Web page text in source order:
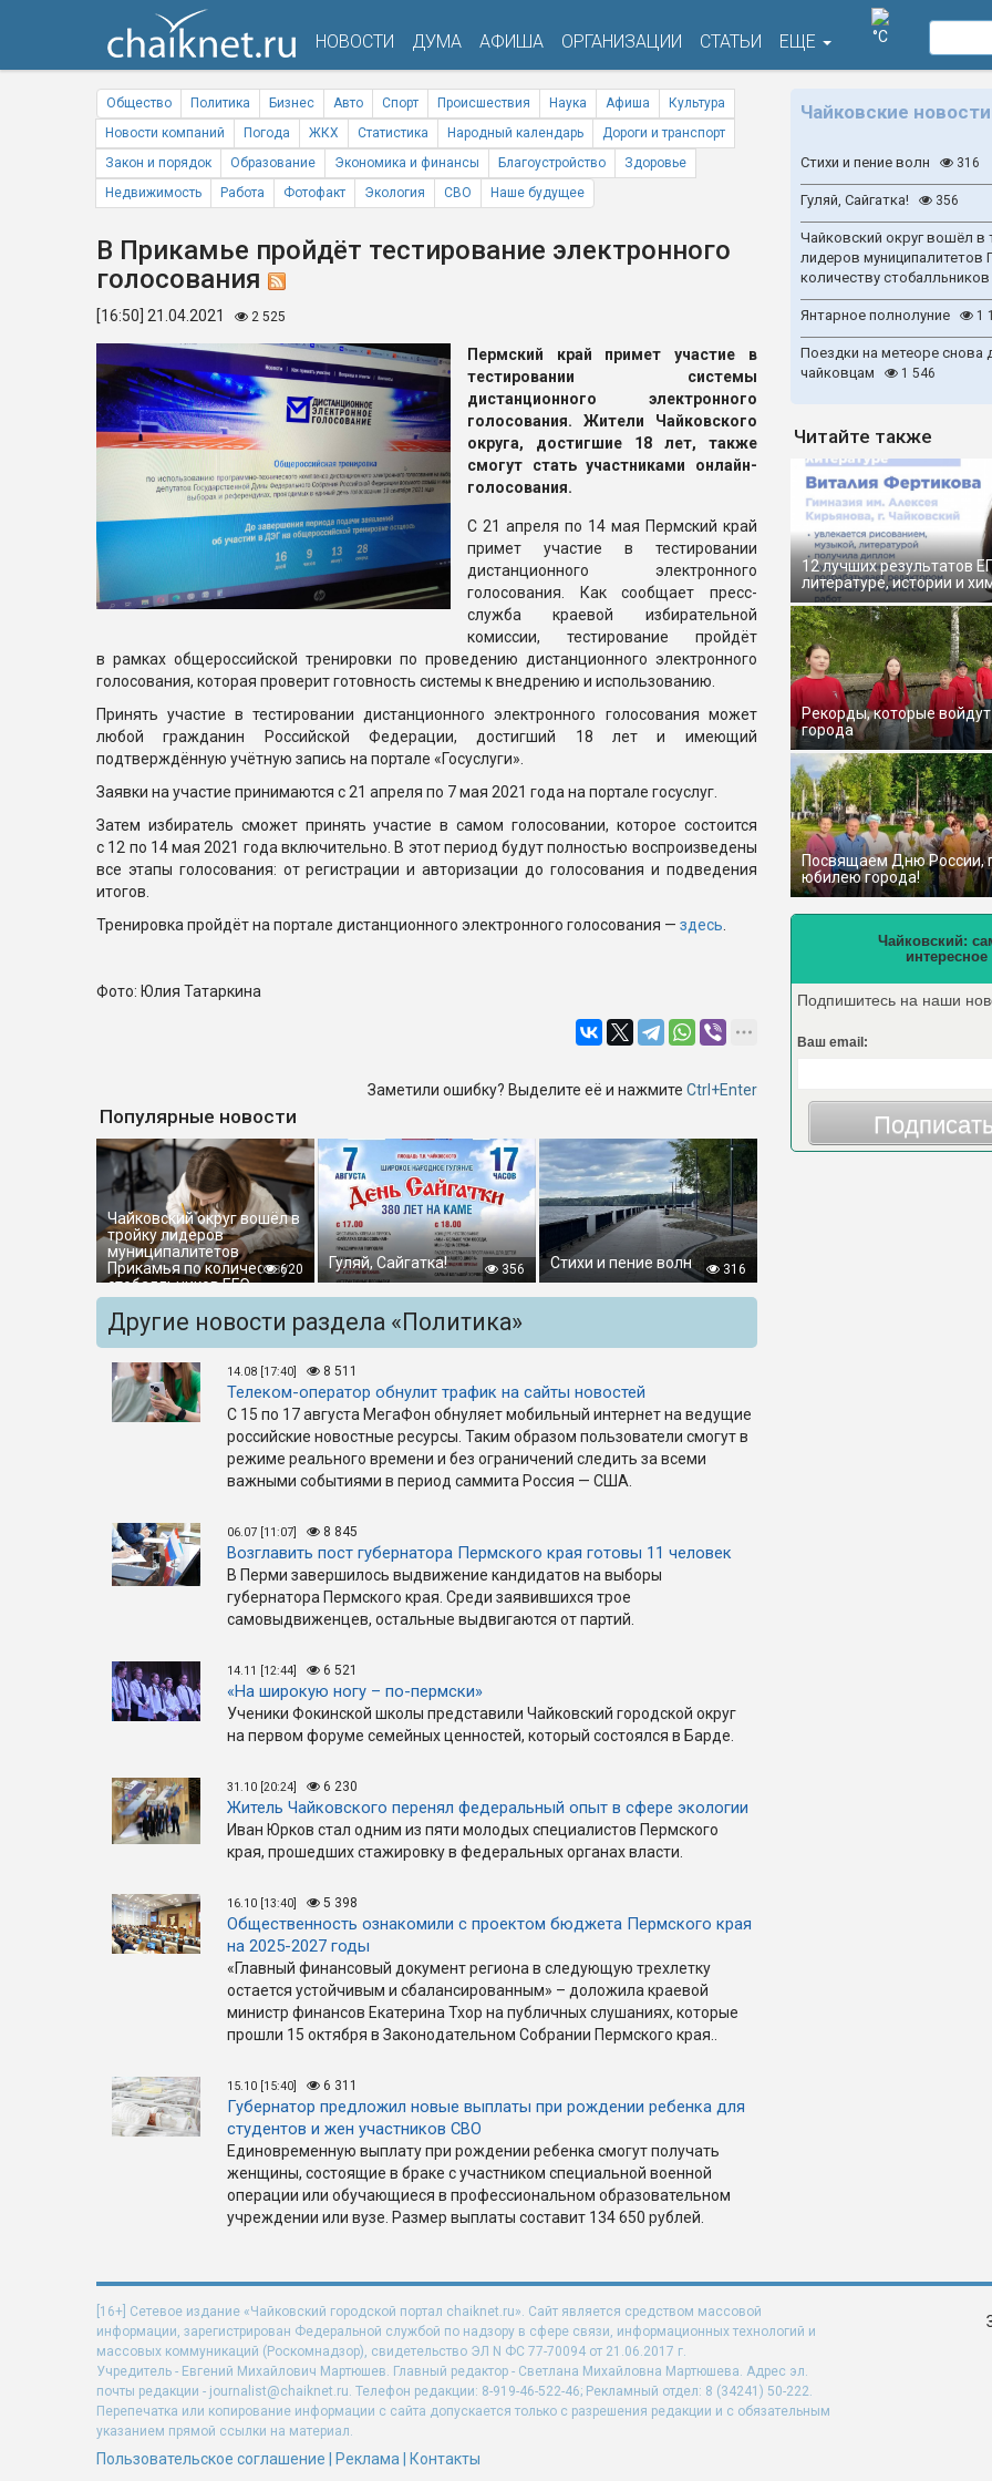
НОВОСТИ ДУМА АФИША ОРГАНИЗАЦИИ СТАТЬИ ЕЩЕ °C
Общество Политика Бизнес Авто Спорт Происшествия Наука Афиша
Культура
Новости компаний
Погода ЖКХ Статистика Народный календарь
Дороги и транспорт
Закон и порядок
Образование Экономика и финансы Благоустройство
Здоровье
Недвижимость
Работа Фотофакт Экология СВО Наше будущее
В Прикамье пройдёт тестирование электронного
голосования
[16:50] 21.04.2021 2 525
Пермский край примет участие в
тестировании системы
дистанционного электронного
голосования. Жители Чайковского
округа, достигшие 18 лет, также
смогут стать участниками онлайн-
голосования.
С 21 апреля по 14 мая Пермский край
примет участие в тестировании
дистанционного электронного
голосования. Как сообщает пресс-
служба краевой избирательной
комиссии, тестирование пройдёт
в рамках общероссийской тренировки по проведению дистанционного электронного
голосования, которая проверит готовность системы к внедрению и использованию.
Принять участие в тестировании дистанционного электронного голосования может
любой гражданин Российской Федерации, достигший 18 лет и имеющий
подтверждённую учётную запись на портале «Госуслуги».
Заявки на участие принимаются с 21 апреля по 7 мая 2021 года на портале госуслуг.
Затем избиратель сможет принять участие в самом голосовании, которое состоится
с 12 по 14 мая 2021 года включительно. В этот период будут полностью воспроизведены
все этапы голосования: от регистрации и авторизации до голосования и подведения
итогов.
Тренировка пройдёт на портале дистанционного электронного голосования — здесь
Фото: Юлия Татаркина
Заметили ошибку? Выделите её и нажмите Ctrl+Enter
Популярные новости
Чайковский округ вошёл в
тройку лидеров
муниципалитетов
Прикамья по количеству
стобалльников ЕГЭ
620 Гуляй, Сайгатка! 356 Стихи и пение волн 316
Другие новости раздела «Политика»
14.08 [17:40] 8 511
Телеком-оператор обнулит трафик на сайты новостей
С 15 по 17 августа МегаФон обнуляет мобильный интернет на ведущие
российские новостные ресурсы. Таким образом пользователи смогут в
режиме реального времени и без ограничений следить за всеми
важными событиями в период саммита Россия — США.
06.07 [11:07] 8 845
Возглавить пост губернатора Пермского края готовы 11 человек
В Перми завершилось выдвижение кандидатов на выборы
губернатора Пермского края. Среди заявившихся трое
самовыдвиженцев, остальные выдвигаются от партий.
14.11 [12:44] 6 521
«На широкую ногу – по-пермски»
Ученики Фокинской школы представили Чайковский городской округ
на первом форуме семейных ценностей, который состоялся в Барде.
31.10 [20:24] 6 230
Житель Чайковского перенял федеральный опыт в сфере экологии
Иван Юрков стал одним из пяти молодых специалистов Пермского
края, прошедших стажировку в федеральных органах власти.
16.10 [13:40] 5 398
Общественность ознакомили с проектом бюджета Пермского края
на 2025-2027 годы
«Главный финансовый документ региона в следующую трехлетку
остается устойчивым и сбалансированным» – доложила краевой
министр финансов Екатерина Тхор на публичных слушаниях, которые
прошли 15 октября в Законодательном Собрании Пермского края..
15.10 [15:40] 6 311
Губернатор предложил новые выплаты при рождении ребенка для
студентов и жен участников СВО
Единовременную выплату при рождении ребенка смогут получать
женщины, состоящие в браке с участником специальной военной
операции или обучающиеся в профессиональном образовательном
учреждении или вузе. Размер выплаты составит 134 650 рублей.
Чайковские новости
Стихи и пение волн 316
Гуляй, Сайгатка! 356
Чайковский округ вошёл в
лидеров муниципалитетов
количеству
Янтарное полнолуние 1
Поездки на метеоре снова
чайковцам
1 546
Читайте также
12 лучших результатов
литературе, истории и
Рекорды, которые
города
Посвящаем Дню России,
юбилею города!
Чайковский:
интересное
Подпишитесь на наши
Ваш email:
[16+] Сетевое издание «Чайковский городской портал chaiknet.ru». Сайт является средством массовой
информации, зарегистрирован Федеральной службой по надзору в сфере связи, информационных технологий и
массовых коммуникаций (Роскомнадзор), свидетельство ЭЛ N ФС 77-70094 от 21.06.2017 г.
Учредитель - Евгений Михайлович Мартюшев. Главный редактор - Светлана Михайловна Мартюшева. Адрес эл.
почты редакции - journalist@chaiknet.ru. Телефон редакции: 8-919-46-522-46; Рекламный отдел: 8 (34241) 50-222.
Перепечатка или копирование информации с сайта допускается только с разрешения редакции и с обязательным
указанием прямой ссылки на материал.
Пользовательское соглашение Реклама Контакты